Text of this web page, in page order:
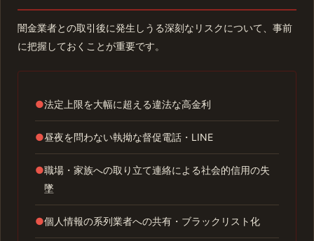
闇金業者との取引後に発生しうる深刻なリスクについて、事前
に把握しておくことが重要です。
●法定上限を大幅に超える違法な高金利
●昼夜を問わない執拗な督促電話・LINE
●職場・家族への取り立て連絡による社会的信用の失
墜
●個人情報の系列業者への共有・ブラックリスト化